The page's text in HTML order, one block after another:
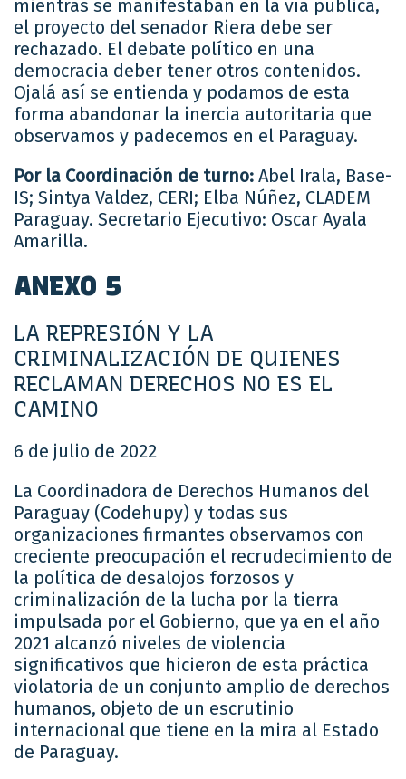
mientras se manifestaban en la vía pública,
el proyecto del senador Riera debe ser
rechazado. El debate político en una
democracia deber tener otros contenidos.
Ojalá así se entienda y podamos de esta
forma abandonar la inercia autoritaria que
observamos y padecemos en el Paraguay.
Por la Coordinación de turno: Abel Irala, Base-
IS; Sintya Valdez, CERI; Elba Núñez, CLADEM
Paraguay. Secretario Ejecutivo: Oscar Ayala
Amarilla.
ANEXO 5
LA REPRESIÓN Y LA
CRIMINALIZACIÓN DE QUIENES
RECLAMAN DERECHOS NO ES EL
CAMINO
6 de julio de 2022
La Coordinadora de Derechos Humanos del
Paraguay (Codehupy) y todas sus
organizaciones firmantes observamos con
creciente preocupación el recrudecimiento de
la política de desalojos forzosos y
criminalización de la lucha por la tierra
impulsada por el Gobierno, que ya en el año
2021 alcanzó niveles de violencia
significativos que hicieron de esta práctica
violatoria de un conjunto amplio de derechos
humanos, objeto de un escrutinio
internacional que tiene en la mira al Estado
de Paraguay.